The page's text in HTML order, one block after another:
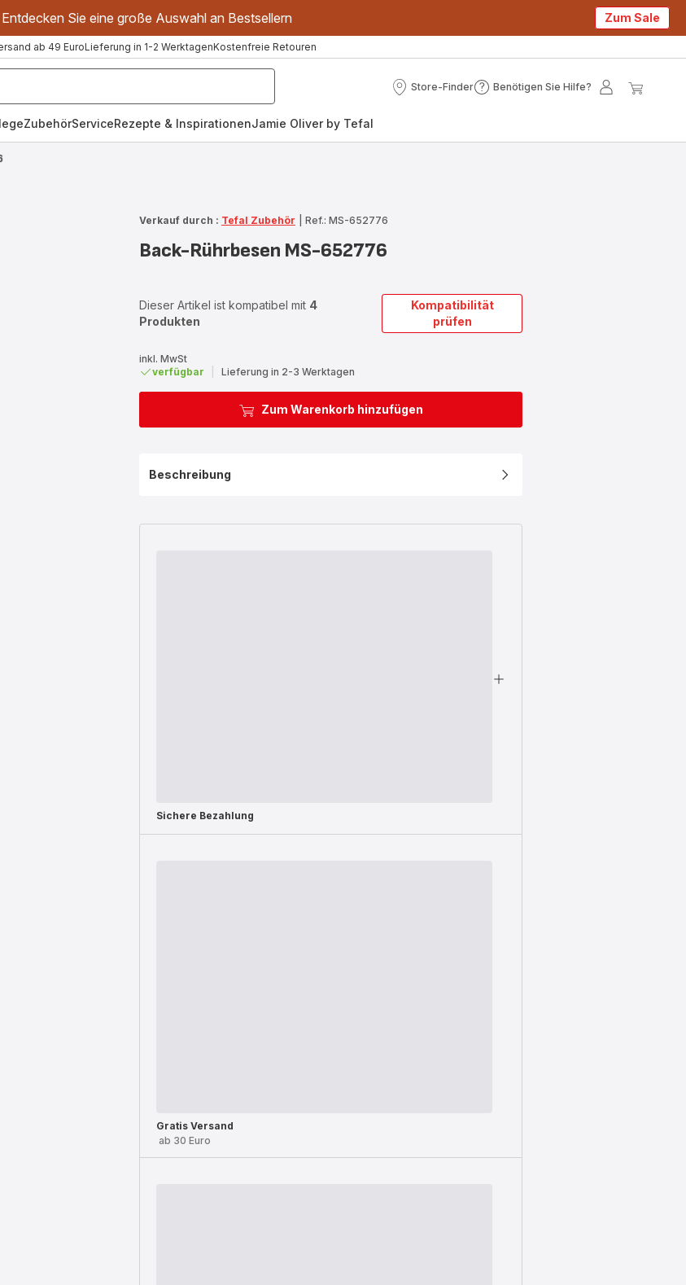
Sie eine große Auswahl an Bestsellern Zum Sale
ab 49 EuroLieferung in 1-2 WerktagenKostenfreie Retouren
Store-Finder
Store-
Benötigen Sie Hilfe?
Benötigen
Mein
ZubehörServiceRezepte & InspirationenJamie Oliver by Tefal
Verkauf durch : Tefal Zubehör Ref.: MS-652776
Back-Rührbesen MS-652776
Dieser Artikel ist kompatibel mit 4
Produkten
Kompatibilität
prüfen
inkl. MwSt
verfügbar
Lieferung in 2-3 Werktagen
Zum Warenkorb hinzufügen
Beschreibung
Sichere Bezahlung
Gratis Versand
ab 30 Euro